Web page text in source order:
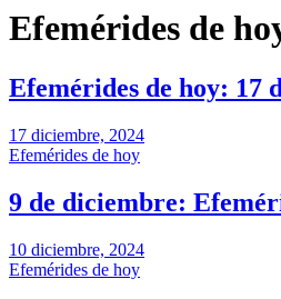
Efemérides de
Efemérides de hoy: 17
17 diciembre, 2024
Efemérides de hoy
9 de diciembre:
10 diciembre, 2024
Efemérides de hoy